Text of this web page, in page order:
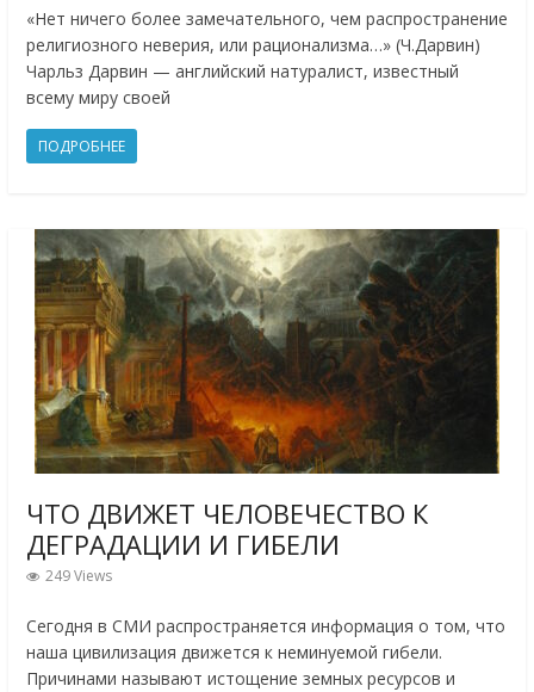
«Нет ничего более замечательного, чем распространение
религиозного неверия, или рационализма…» (Ч.Дарвин)
Чарльз Дарвин — английский натуралист, известный
всему миру своей
ПОДРОБНЕЕ
ЧТО ДВИЖЕТ ЧЕЛОВЕЧЕСТВО К
ДЕГРАДАЦИИ И ГИБЕЛИ
249 Views
Сегодня в СМИ распространяется информация о том, что
наша цивилизация движется к неминуемой гибели.
Причинами называют истощение земных ресурсов и